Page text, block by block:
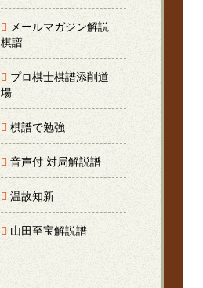
メールマガジン解説
棋譜
プロ棋士棋譜添削道
場
棋譜で勉強
音声付 対局解説譜
温故知新
山田至宝解説譜